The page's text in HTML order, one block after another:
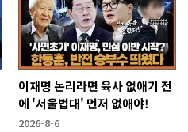
이재명 논리라면 육사 없애기 전
에 '서울법대' 먼저 없애야!
2026-8-6